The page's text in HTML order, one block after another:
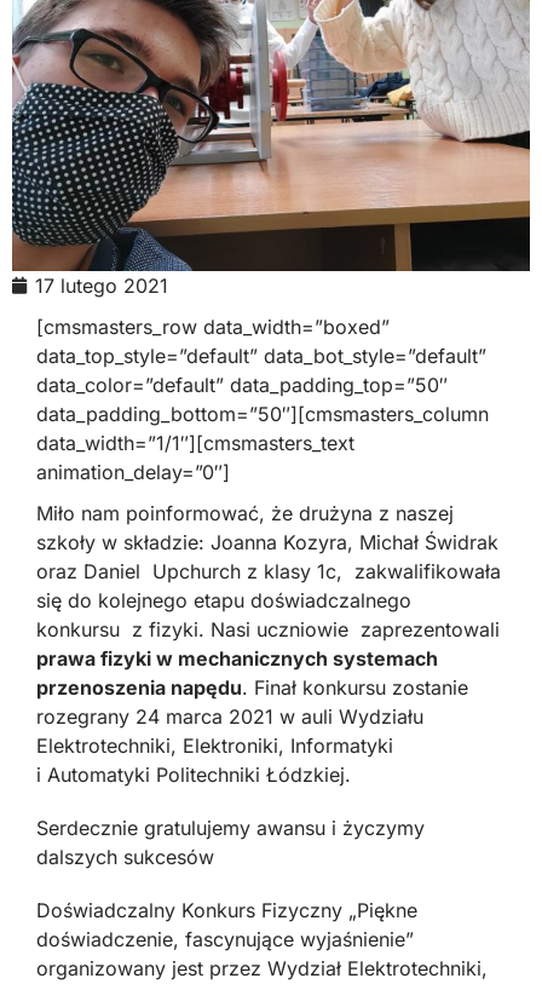
17 lutego 2021
[cmsmasters_row data_width=”boxed”
data_top_style=”default” data_bot_style=”default”
data_color=”default” data_padding_top=”50″
data_padding_bottom=”50″][cmsmasters_column
data_width=”1/1″][cmsmasters_text
animation_delay=”0″]
Miło nam poinformować, że drużyna z naszej
szkoły w składzie: Joanna Kozyra, Michał Świdrak
oraz Daniel Upchurch z klasy 1c, zakwalifikowała
się do kolejnego etapu doświadczalnego
konkursu z fizyki. Nasi uczniowie zaprezentowali
prawa fizyki w mechanicznych systemach
przenoszenia napędu. Finał konkursu zostanie
rozegrany 24 marca 2021 w auli Wydziału
Elektrotechniki, Elektroniki, Informatyki
i Automatyki Politechniki Łódzkiej.
Serdecznie gratulujemy awansu i życzymy
dalszych sukcesów
Doświadczalny Konkurs Fizyczny „Piękne
doświadczenie, fascynujące wyjaśnienie”
organizowany jest przez Wydział Elektrotechniki,